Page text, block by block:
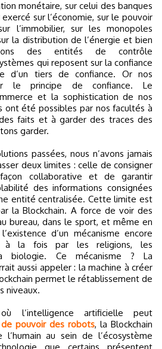
monétaire, sur celui des banques
sur l’économie, sur le pouvoir
l’immobilier, sur les monopoles
la distribution de l’énergie et bien
des entités de contrôle
qui reposent sur la confiance
d’un tiers de confiance. Or nos
le principe de confiance. Le
et la sophistication de nos
ont été possibles par nos facultés à
faits et à garder des traces des
garder.
passées, nous n’avons jamais
deux limites : celle de consigner
collaborative et de garantir
des informations consignées
entité centralisée. Cette limite est
la Blockchain. A force de voir des
bureau, dans le sport, et même en
d’un mécanisme encore
à la fois par les religions, les
biologie. Ce mécanisme ? La
aussi appeler : la machine à créer
permet le rétablissement de
niveaux.
l’intelligence artificielle peut
pouvoir des robots, la Blockchain
au sein de l’écosystème